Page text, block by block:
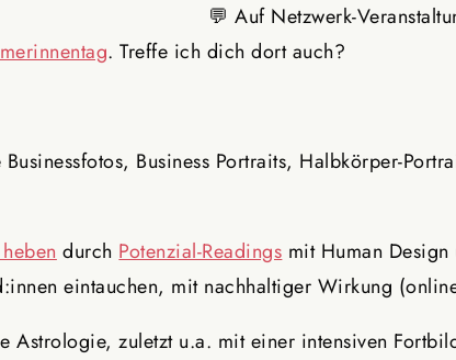
💬 Auf Netzwerk-
. Treffe ich dich dort auch?
Business Portraits, Halbkörper-
durch Potenzial-Readings mit Human
eintauchen, mit nachhaltiger Wirkung
Astrologie, zuletzt u.a. mit einer intensiven